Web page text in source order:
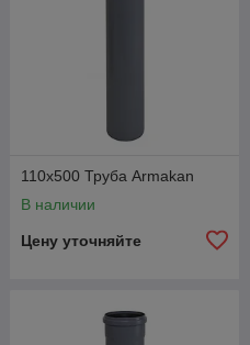
110х500 Труба Armakan
В наличии
Цену уточняйте